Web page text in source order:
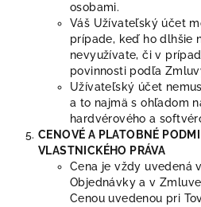
osobami.
Váš Užívateľský účet
prípade, keď ho dlhšie
nevyužívate, či v
povinnosti podľa
Užívateľský účet
a to najmä s ohľadom
hardvérového a
CENOVÉ A PLATOBNÉ
VLASTNICKÉHO PRÁVA
Cena je vždy uvedená
Objednávky a v
Cenou uvedenou pri